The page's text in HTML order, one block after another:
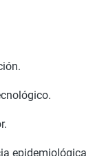
epidemiológica